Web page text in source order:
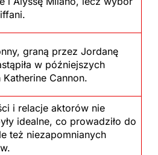
graną przez Jordanę
w późniejszych
Katherine Cannon.
i relacje aktorów nie
idealne, co prowadziło do
też niezapomnianych